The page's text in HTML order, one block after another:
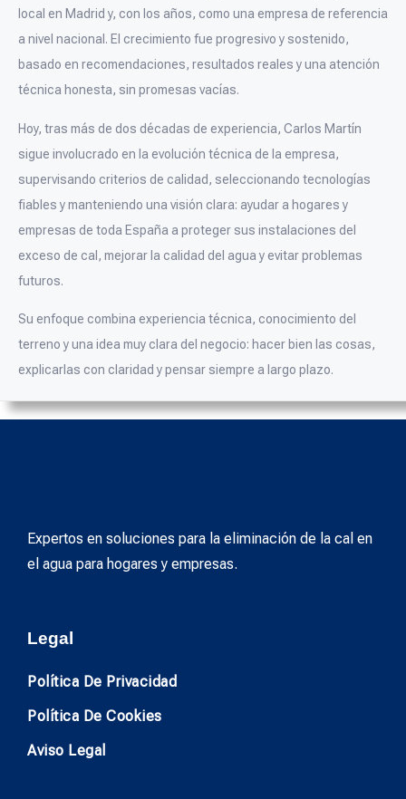
local en Madrid y, con los años, como una empresa de referencia
a nivel nacional. El crecimiento fue progresivo y sostenido,
basado en recomendaciones, resultados reales y una atención
técnica honesta, sin promesas vacías.
Hoy, tras más de dos décadas de experiencia, Carlos Martín
sigue involucrado en la evolución técnica de la empresa,
supervisando criterios de calidad, seleccionando tecnologías
fiables y manteniendo una visión clara: ayudar a hogares y
empresas de toda España a proteger sus instalaciones del
exceso de cal, mejorar la calidad del agua y evitar problemas
futuros.
Su enfoque combina experiencia técnica, conocimiento del
terreno y una idea muy clara del negocio: hacer bien las cosas,
explicarlas con claridad y pensar siempre a largo plazo.
Expertos en soluciones para la eliminación de la cal en
el agua para hogares y empresas.
Legal
Política De Privacidad
Política De Cookies
Aviso Legal